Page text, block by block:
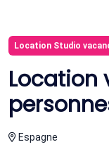
Location Studio
Location
Espagne